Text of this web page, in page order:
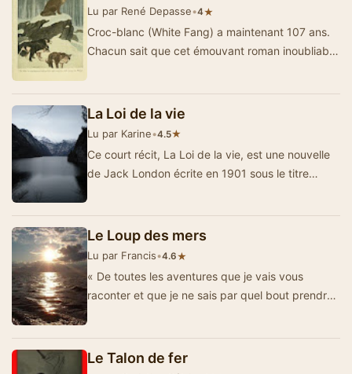
Lu par René Depasse•4★
Croc-blanc (White Fang) a maintenant 107 ans.
Chacun sait que cet émouvant roman inoubliable
La Loi de la vie
Lu par Karine•4.5★
Ce court récit, La Loi de la vie, est une nouvelle
de Jack London écrite en 1901 sous le titre
Le Loup des mers
Lu par Francis•4.6★
« De toutes les aventures que je vais vous
raconter et que je ne sais par quel bout prendre,
Le Talon de fer